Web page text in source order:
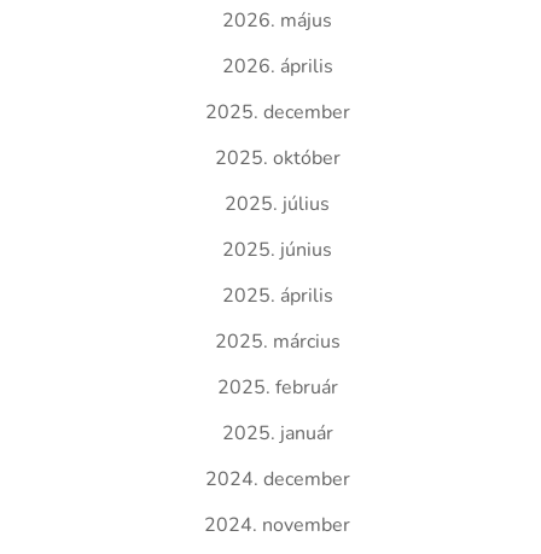
2026. május
2026. április
2025. december
2025. október
2025. július
2025. június
2025. április
2025. március
2025. február
2025. január
2024. december
2024. november